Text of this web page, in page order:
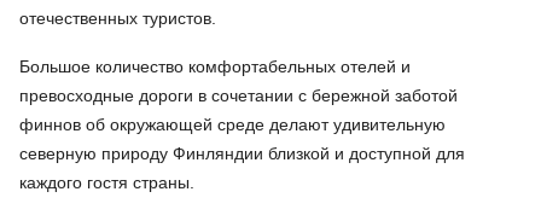
отечественных туристов.
Большое количество комфортабельных отелей и
превосходные дороги в сочетании с бережной заботой
финнов об окружающей среде делают удивительную
северную природу Финляндии близкой и доступной для
каждого гостя страны.